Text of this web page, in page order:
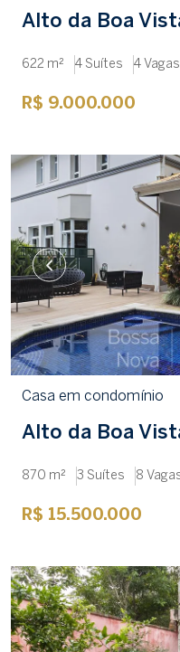
Alto da Boa
622 m² 4 Suítes 4 Vagas
R$ 9.000.000
Casa em condomínio
Alto da Boa
870 m² 3 Suítes 8
R$ 15.500.000